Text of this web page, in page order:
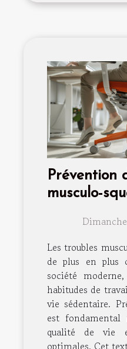
Prévention
musculo-
Les troubles
de plus en plus
société
habitudes de
vie sédentaire.
est
qualité de vie